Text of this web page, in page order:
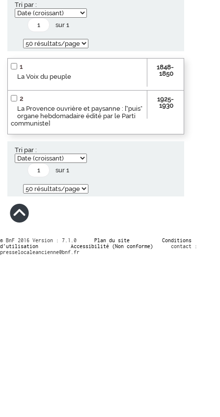
Tri par :
sur 1
1
La Voix du peuple
1848-
1850
2
La Provence ouvrière et paysanne : ["puis"
organe hebdomadaire édité par le Parti
communiste]
1925-
1930
Tri par :
sur 1
© BnF 2016 Version : 7.1.0 Plan du site
Conditions
d’utilisation
Accessibilité (Non conforme)
contact :
presselocaleancienne@bnf.fr